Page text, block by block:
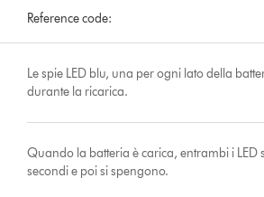
Reference code:
Le spie LED blu, una per ogni lato della
durante la ricarica.
Quando la batteria è carica, entrambi i LED
secondi e poi si spengono.